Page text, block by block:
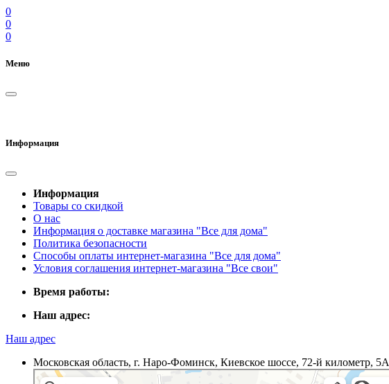
0
0
0
Меню
Информация
Информация
Товары со скидкой
О нас
Информация о доставке магазина "Все для дома"
Политика безопасности
Способы оплаты интернет-магазина "Все для дома"
Условия соглашения интернет-магазина "Все свои"
Время работы:
Наш адрес:
Наш адрес
Московская область, г. Наро-Фоминск, Киевское шоссе, 72-й километр, 5А